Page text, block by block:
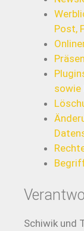
Post,
sowie
Schiwik und